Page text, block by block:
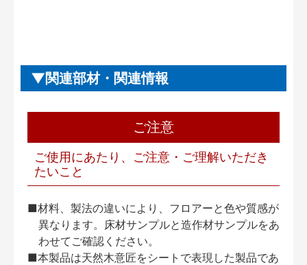
関連部材・関連情報
ご注意
ご使用にあたり、ご注意・ご理解いただき
たいこと
■材料、製法の違いにより、フロアーと色や質感が
異なります。床材サンプルと造作材サンプルをあ
わせてご確認ください。
■本製品は天然木意匠をシートで表現した製品であ